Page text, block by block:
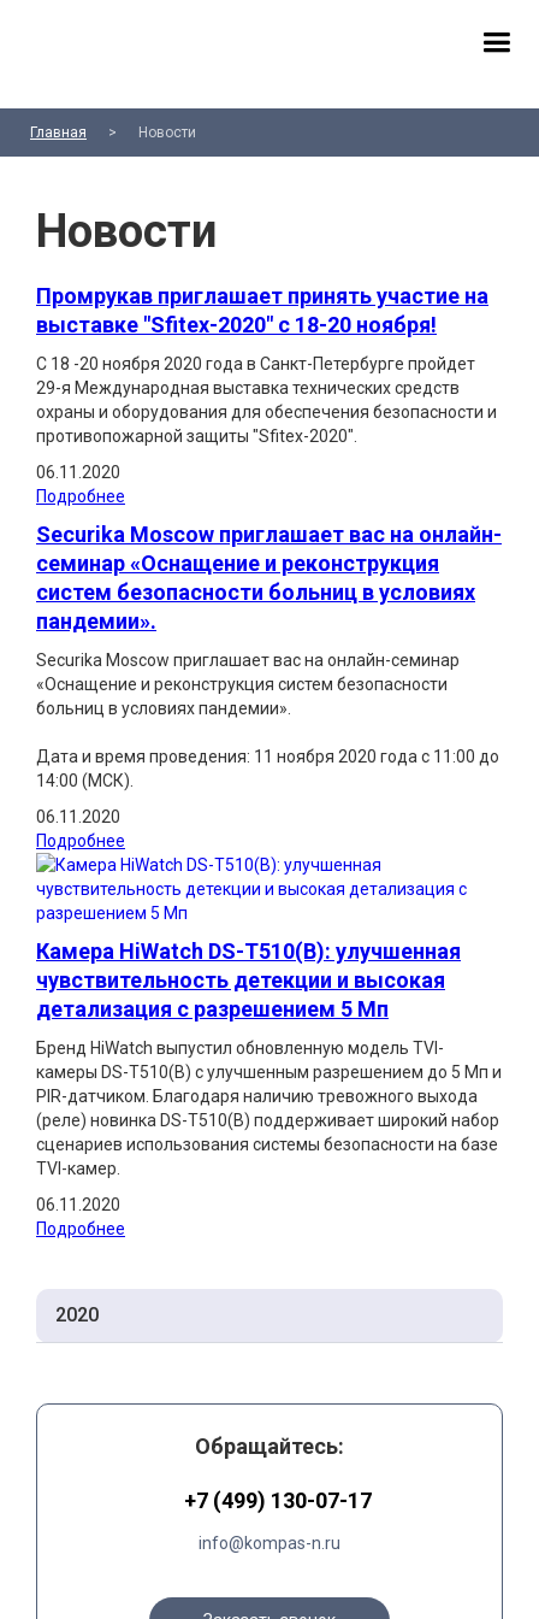
Главная > Новости
2020
Обращайтесь:
+7 (499) 130-07-17
info@kompas-n.ru
Новости
Промрукав приглашает принять участие на
выставке "Sfitex-2020" с 18-20 ноября!
C 18 -20 ноября 2020 года в Санкт-Петербурге пройдет
29-я Международная выставка технических средств
охраны и оборудования для обеспечения безопасности и
противопожарной защиты "Sfitex-2020".
06.11.2020
Подробнее
Securika Moscow приглашает вас на онлайн-
семинар «Оснащение и реконструкция
систем безопасности больниц в условиях
пандемии».
Securika Moscow приглашает вас на онлайн-семинар
«Оснащение и реконструкция систем безопасности
больниц в условиях пандемии».
Дата и время проведения: 11 ноября 2020 года с 11:00 до
14:00 (МСК).
06.11.2020
Подробнее
Камера HiWatch DS-T510(B): улучшенная
чувствительность детекции и высокая
детализация с разрешением 5 Мп
Бренд HiWatch выпустил обновленную модель TVI-
камеры DS-T510(B) с улучшенным разрешением до 5 Мп и
PIR-датчиком. Благодаря наличию тревожного выхода
(реле) новинка DS-T510(B) поддерживает широкий набор
сценариев использования системы безопасности на базе
TVI-камер.
06.11.2020
Подробнее